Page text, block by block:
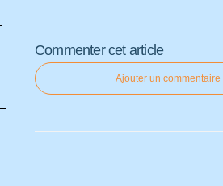
Commenter cet article
Ajouter un commentaire